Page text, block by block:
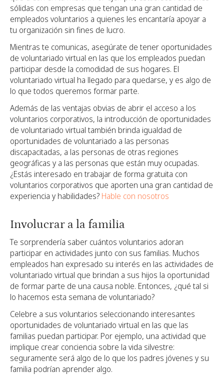
sólidas con empresas que tengan una gran cantidad de
empleados voluntarios a quienes les encantaría apoyar a
tu organización sin fines de lucro.
Mientras te comunicas, asegúrate de tener oportunidades
de voluntariado virtual en las que los empleados puedan
participar desde la comodidad de sus hogares. El
voluntariado virtual ha llegado para quedarse, y es algo de
lo que todos queremos formar parte.
Además de las ventajas obvias de abrir el acceso a los
voluntarios corporativos, la introducción de oportunidades
de voluntariado virtual también brinda igualdad de
oportunidades de voluntariado a las personas
discapacitadas, a las personas de otras regiones
geográficas y a las personas que están muy ocupadas.
¿Estás interesado en trabajar de forma gratuita con
voluntarios corporativos que aporten una gran cantidad de
experiencia y habilidades? Hable con nosotros
Involucrar a la familia
Te sorprendería saber cuántos voluntarios adoran
participar en actividades junto con sus familias. Muchos
empleados han expresado su interés en las actividades de
voluntariado virtual que brindan a sus hijos la oportunidad
de formar parte de una causa noble. Entonces, ¿qué tal si
lo hacemos esta semana de voluntariado?
Celebre a sus voluntarios seleccionando interesantes
oportunidades de voluntariado virtual en las que las
familias puedan participar. Por ejemplo, una actividad que
implique crear conciencia sobre la vida silvestre:
seguramente será algo de lo que los padres jóvenes y su
familia podrían aprender algo.